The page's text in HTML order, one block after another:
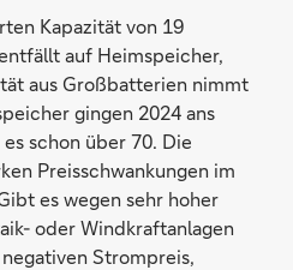
Kapazität von 19
auf Heimspeicher,
aus Großbatterien nimmt
gingen 2024 ans
schon über 70. Die
Preisschwankungen im
es wegen sehr hoher
oder Windkraftanlagen
Strompreis,